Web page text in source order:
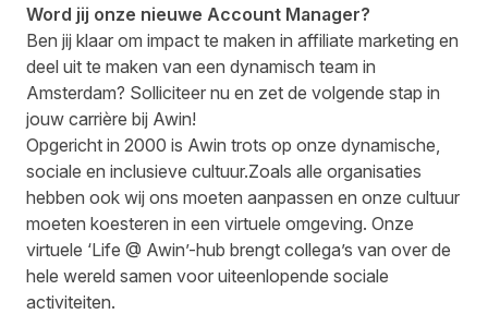
Word jij onze nieuwe Account Manager?
Ben jij klaar om impact te maken in affiliate marketing en
deel uit te maken van een dynamisch team in
Amsterdam? Solliciteer nu en zet de volgende stap in
jouw carrière bij Awin!
Opgericht in 2000 is Awin trots op onze dynamische,
sociale en inclusieve cultuur.Zoals alle organisaties
hebben ook wij ons moeten aanpassen en onze cultuur
moeten koesteren in een virtuele omgeving. Onze
virtuele ‘Life @ Awin’-hub brengt collega’s van over de
hele wereld samen voor uiteenlopende sociale
activiteiten.